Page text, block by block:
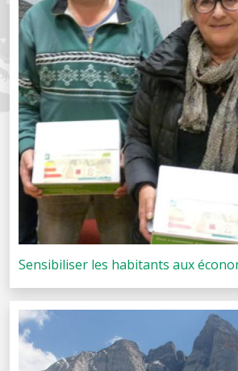
Sensibiliser les habitants aux